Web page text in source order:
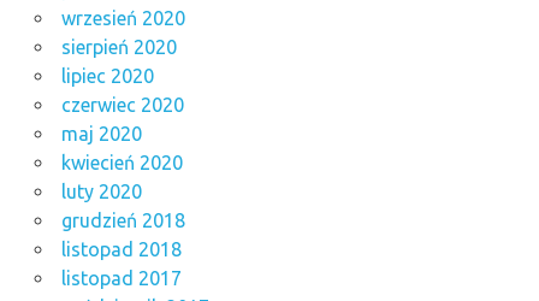
wrzesień 2020
sierpień 2020
lipiec 2020
czerwiec 2020
maj 2020
kwiecień 2020
luty 2020
grudzień 2018
listopad 2018
listopad 2017